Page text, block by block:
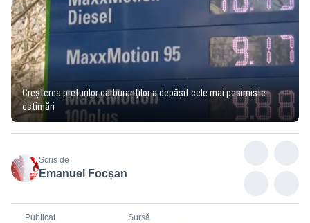
Creșterea prețurilor carburanților a depășit cele mai pesimiste
estimări
Scris de
Emanuel Focșan
Publicat Sursă